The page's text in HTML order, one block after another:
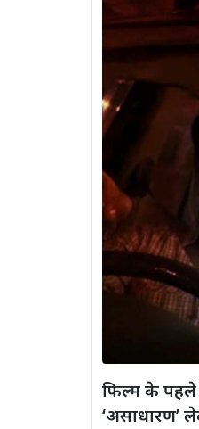
फिल्म के पहले
‘असाधारण’